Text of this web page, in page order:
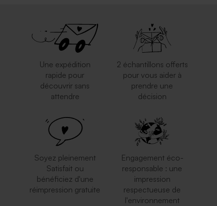
Une expédition
rapide pour
découvrir sans
attendre
2 échantillons offerts
pour vous aider à
prendre une
décision
Soyez pleinement
Satisfait ou
bénéficiez d'une
réimpression gratuite
Engagement éco-
responsable : une
impression
respectueuse de
l'environnement